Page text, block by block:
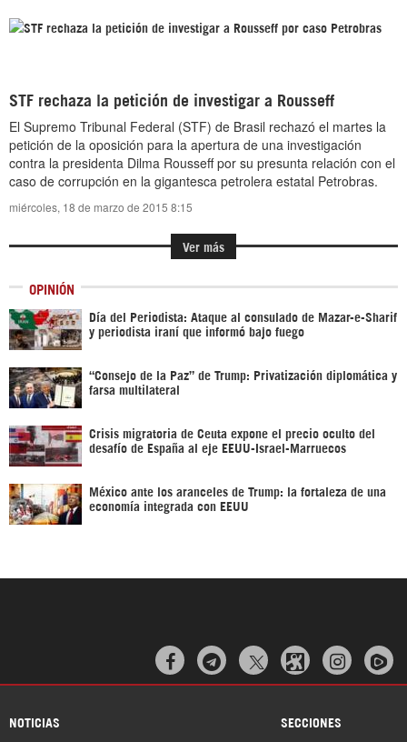
STF rechaza la petición de investigar a Rousseff
El Supremo Tribunal Federal (STF) de Brasil rechazó el martes la
petición de la oposición para la apertura de una investigación
contra la presidenta Dilma Rousseff por su presunta relación con el
caso de corrupción en la gigantesca petrolera estatal Petrobras.
miércoles, 18 de marzo de 2015 8:15
Ver más
OPINIÓN
Día del Periodista: Ataque al consulado de Mazar-e-Sharif
y periodista iraní que informó bajo fuego
“Consejo de la Paz” de Trump: Privatización diplomática y
farsa multilateral
Crisis migratoria de Ceuta expone el precio oculto del
desafío de España al eje EEUU-Israel-Marruecos
México ante los aranceles de Trump: la fortaleza de una
economía integrada con EEUU
  
NOTICIAS SECCIONES